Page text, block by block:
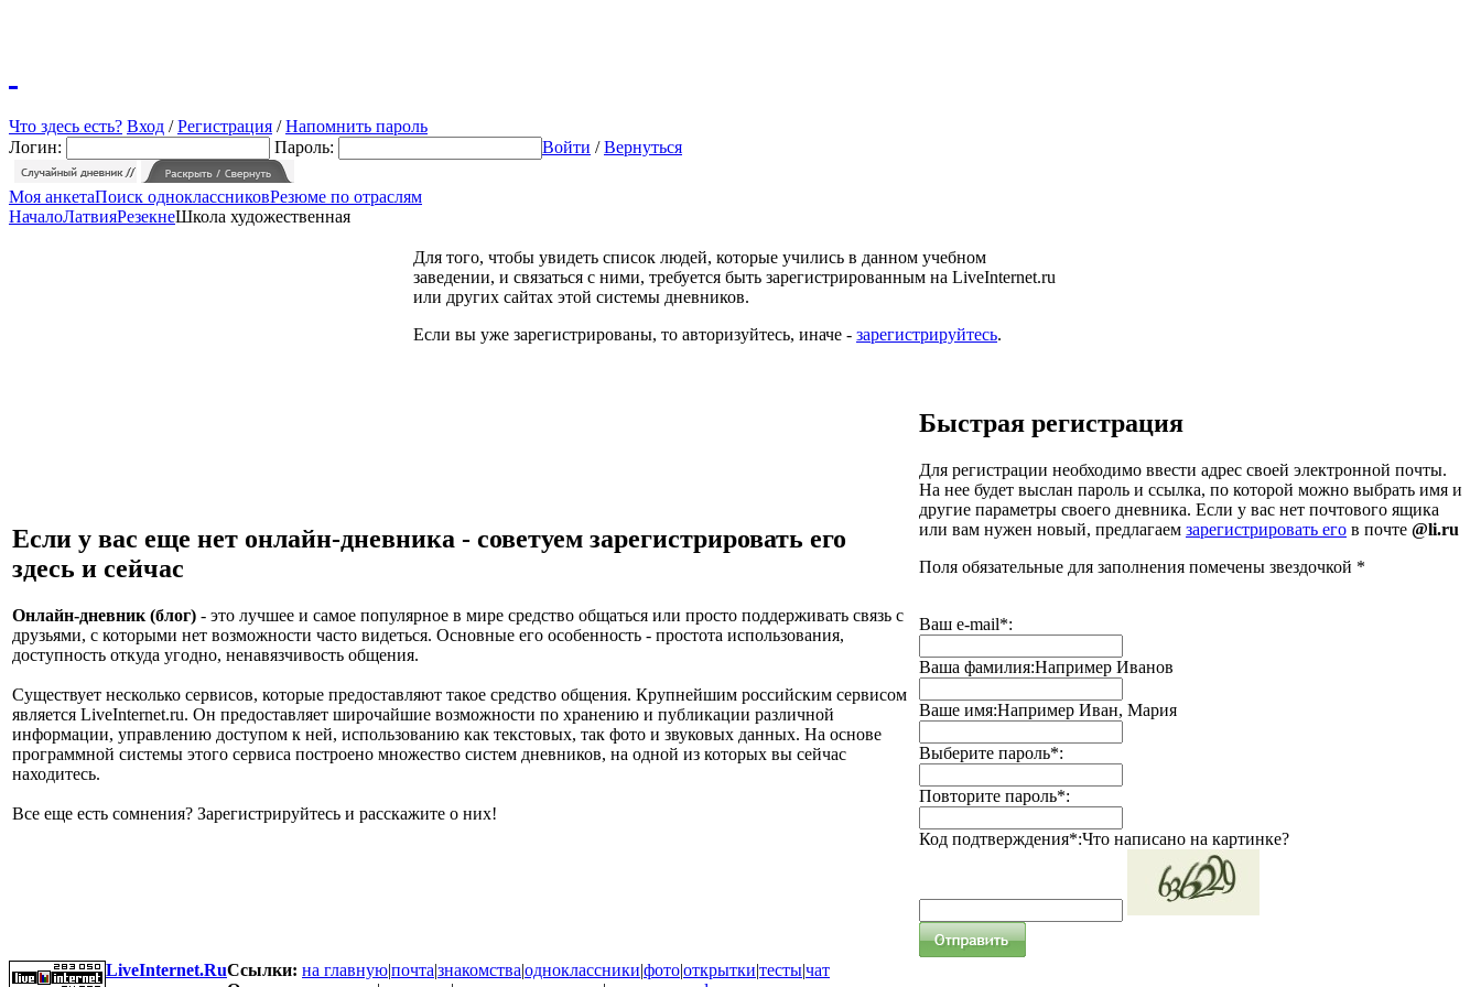
Что здесь есть? Вход /Регистрация /Напомнить пароль
Логин:
Пароль: Войти /Вернуться
Моя анкетаПоиск одноклассниковРезюме по отраслям
НачалоЛатвияРезекнеШкола художественная
Для того, чтобы увидеть список людей, которые учились в данном учебном
заведении, и связаться с ними, требуется быть зарегистрированным на LiveInternet.ru
или других сайтах этой системы дневников.
Если вы уже зарегистрированы, то авторизуйтесь, иначе - зарегистрируйтесь.
Если у вас еще нет онлайн-дневника - советуем зарегистрировать его
здесь и сейчас
Онлайн-дневник (блог) - это лучшее и самое популярное в мире средство общаться или просто поддерживать связь с
друзьями, с которыми нет возможности часто видеться. Основные его особенность - простота использования,
доступность откуда угодно, ненавязчивость общения.
Существует несколько сервисов, которые предоставляют такое средство общения. Крупнейшим российским сервисом
является LiveInternet.ru. Он предоставляет широчайшие возможности по хранению и публикации различной
информации, управлению доступом к ней, использованию как текстовых, так фото и звуковых данных. На основе
программной системы этого сервиса построено множество систем дневников, на одной из которых вы сейчас
находитесь.
Все еще есть сомнения? Зарегистрируйтесь и расскажите о них!
Быстрая регистрация
Для регистрации необходимо ввести адрес своей электронной почты.
На нее будет выслан пароль и ссылка, по которой можно выбрать имя и
другие параметры своего дневника. Если у вас нет почтового ящика
или вам нужен новый, предлагаем зарегистрировать его в почте @li.ru
Поля обязательные для заполнения помечены звездочкой *
Ваш e-mail*:
Ваша фамилия:Например Иванов
Ваше имя:Например Иван, Мария
Выберите пароль*:
Повторите пароль*:
Код подтверждения*:Что написано на картинке?
LiveInternet.RuСсылки: на главную|почта|знакомства|одноклассники|фото|открытки|тесты|чат